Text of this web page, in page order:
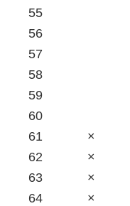
55
56
57
58
59
60
61
×
62
×
63
×
64
×